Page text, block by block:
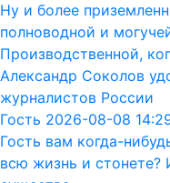
Ну и более
полноводной и
Производственной,
Александр Соколов
журналистов России
Гость 2026-08-08
Гость вам когда-
всю жизнь и